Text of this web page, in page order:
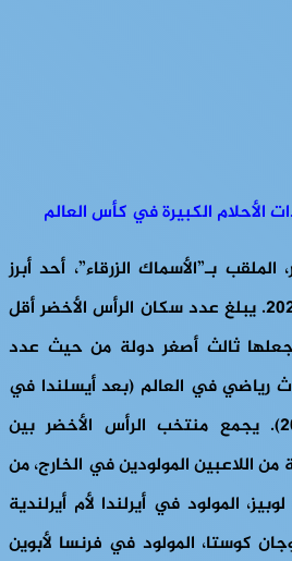
الأحلام الكبيرة في كأس العالم
بـ”الأسماك الزرقاء”، أحد أبرز
المتأهلين لكأس العالم 2026. يبلغ عدد سكان الرأس الأخضر أقل
يجعلها ثالث أصغر دولة من حيث عدد
رياضي في العالم (بعد أيسلندا في
2018 وكوراساو في 2026). يجمع منتخب الرأس الأخضر بين
اللاعبين المولودين في الخارج، من
المولود في أيرلندا لأم أيرلندية
كوستا، المولود في فرنسا لأبوين